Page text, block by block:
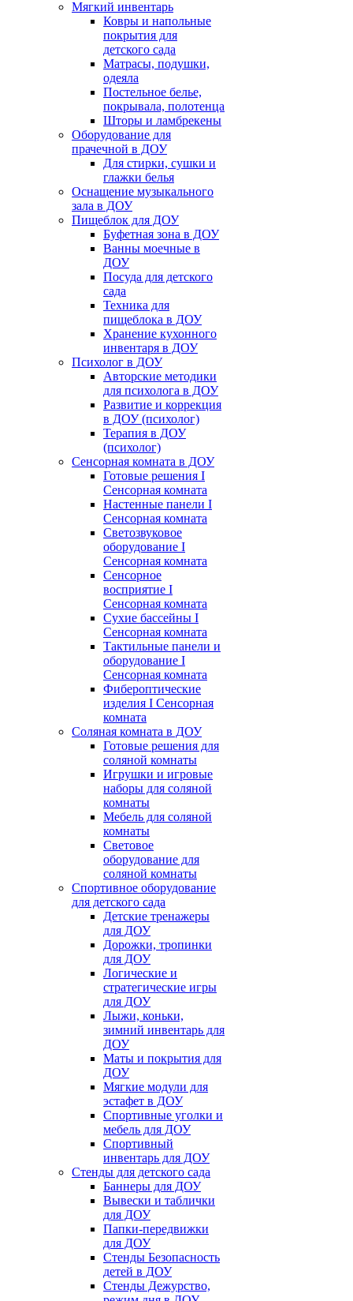
Мягкий инвентарь
Ковры и напольные
покрытия для
детского сада
Матрасы, подушки,
одеяла
Постельное белье,
покрывала, полотенца
Шторы и ламбрекены
Оборудование для
прачечной в ДОУ
Для стирки, сушки и
глажки белья
Оснащение музыкального
зала в ДОУ
Пищеблок для ДОУ
Буфетная зона в ДОУ
Ванны моечные в
ДОУ
Посуда для детского
сада
Техника для
пищеблока в ДОУ
Хранение кухонного
инвентаря в ДОУ
Психолог в ДОУ
Авторские методики
для психолога в ДОУ
Развитие и коррекция
в ДОУ (психолог)
Терапия в ДОУ
(психолог)
Сенсорная комната в ДОУ
Готовые решения I
Сенсорная комната
Настенные панели I
Сенсорная комната
Светозвуковое
оборудование I
Сенсорная комната
Сенсорное
восприятие I
Сенсорная комната
Сухие бассейны I
Сенсорная комната
Тактильные панели и
оборудование I
Сенсорная комната
Фибероптические
изделия I Сенсорная
комната
Соляная комната в ДОУ
Готовые решения для
соляной комнаты
Игрушки и игровые
наборы для соляной
комнаты
Мебель для соляной
комнаты
Световое
оборудование для
соляной комнаты
Спортивное оборудование
для детского сада
Детские тренажеры
для ДОУ
Дорожки, тропинки
для ДОУ
Логические и
стратегические игры
для ДОУ
Лыжи, коньки,
зимний инвентарь для
ДОУ
Маты и покрытия для
ДОУ
Мягкие модули для
эстафет в ДОУ
Спортивные уголки и
мебель для ДОУ
Спортивный
инвентарь для ДОУ
Стенды для детского сада
Баннеры для ДОУ
Вывески и таблички
для ДОУ
Папки-передвижки
для ДОУ
Стенды Безопасность
детей в ДОУ
Стенды Дежурство,